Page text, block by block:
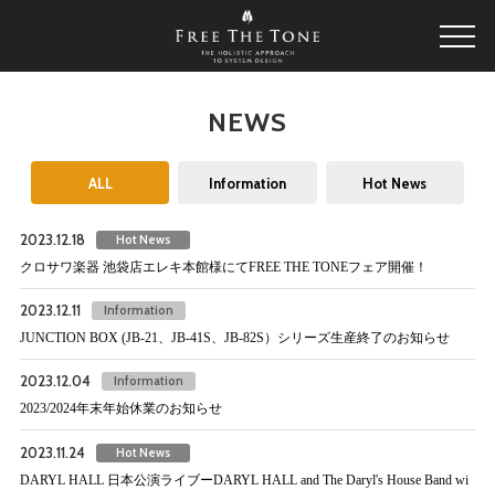
NEWS
ALL Information Hot News
2023.12.18
Hot News
クロサワ楽器 池袋店エレキ本館様にてFREE THE TONEフェア開催！
2023.12.11
Information
JUNCTION BOX (JB-21、JB-41S、JB-82S）シリーズ生産終了のお知らせ
2023.12.04
Information
2023/2024年末年始休業のお知らせ
2023.11.24
Hot News
DARYL HALL 日本公演ライブーDARYL HALL and The Daryl's House Band wi